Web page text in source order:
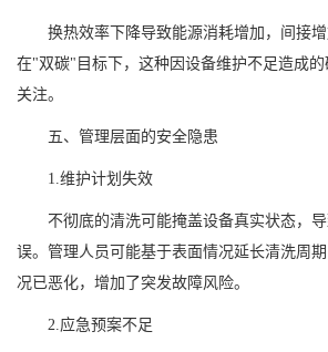
换热效率下降导致能源消耗增加，间接增
在"双碳"目标下，这种因设备维护不足造成的
关注。
五、管理层面的安全隐患
1.维护计划失效
不彻底的清洗可能掩盖设备真实状态，
误。管理人员可能基于表面情况延长清洗周
况已恶化，增加了突发故障风险。
2.应急预案不足